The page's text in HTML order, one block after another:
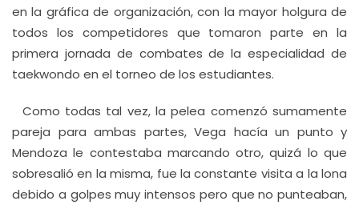
en la gráfica de organización, con la mayor holgura de
todos los competidores que tomaron parte en la
primera jornada de combates de la especialidad de
taekwondo en el torneo de los estudiantes.
Como todas tal vez, la pelea comenzó sumamente
pareja para ambas partes, Vega hacía un punto y
Mendoza le contestaba marcando otro, quizá lo que
sobresalió en la misma, fue la constante visita a la lona
debido a golpes muy intensos pero que no punteaban,